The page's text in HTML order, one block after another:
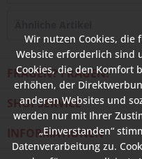
FRAGEN? FRAGEN!
SHOPSERVICE
INFORMATIONEN
Wir nutzen Cookies, die
Website erforderlich sind
Cookies, die den Komfort
erhöhen, der
anderen Websites und
werden nur mit Ihrer
„Einverstanden“
Datenverarbeitung zu.